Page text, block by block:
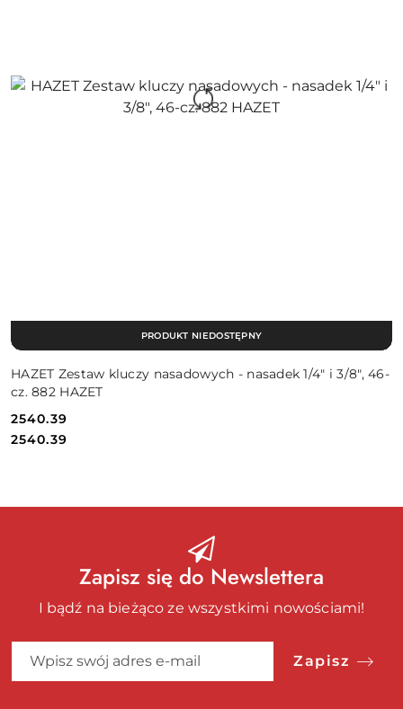
HAZET Zestaw kluczy nasadowych - nasadek 1/4" i 3/8", 46-
cz. 882 HAZET
Cena:
2540.39
Cena:
2540.39
PRODUKT NIEDOSTĘPNY
Zapisz się do Newslettera
I bądź na bieżąco ze wszystkimi nowościami!
Zapisz